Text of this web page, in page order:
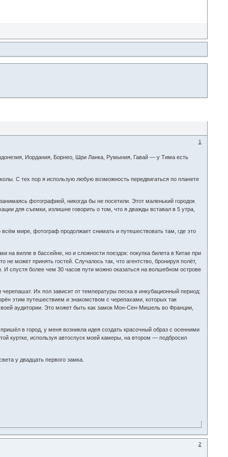
1
Иордания, Борнео, Шри Ланка, Румыния, Гавай — у Тима есть
С тех пор я использую любую возможность передвигаться по планете
фотографией, никогда бы не посетили. Этот маленький городок
для съемки, излишне говорить о том, что я дважды вставал в 5 утра,
мире, фотограф продолжает снимать и путешествовать там, где это
на вилле в бассейне, но и сложности поездок: покупка билета в Китае при
может принять гостей. Случалось так, что агентство, бронируя полёт,
И спустя более чем 30 часов пути можно оказаться на волшебном острове
Их пол зависит от температуры песка в инкубационный период:
этим путешествием и знакомством с черепахами, которых так
аудитории. Это может быть как замок Мон-Сен-Мишель во Франции,
в город, у меня возникла идея создать красочный образ с осенними
куртке, используя автоспуск моей камеры, на втором — подбросил
у двадцать первого замка.
2